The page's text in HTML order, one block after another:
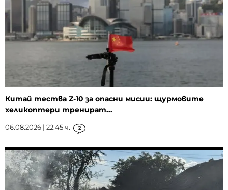
Китай тества Z-10 за опасни мисии: щурмовите
хеликоптери тренират...
06.08.2026 | 22:45 ч. 2